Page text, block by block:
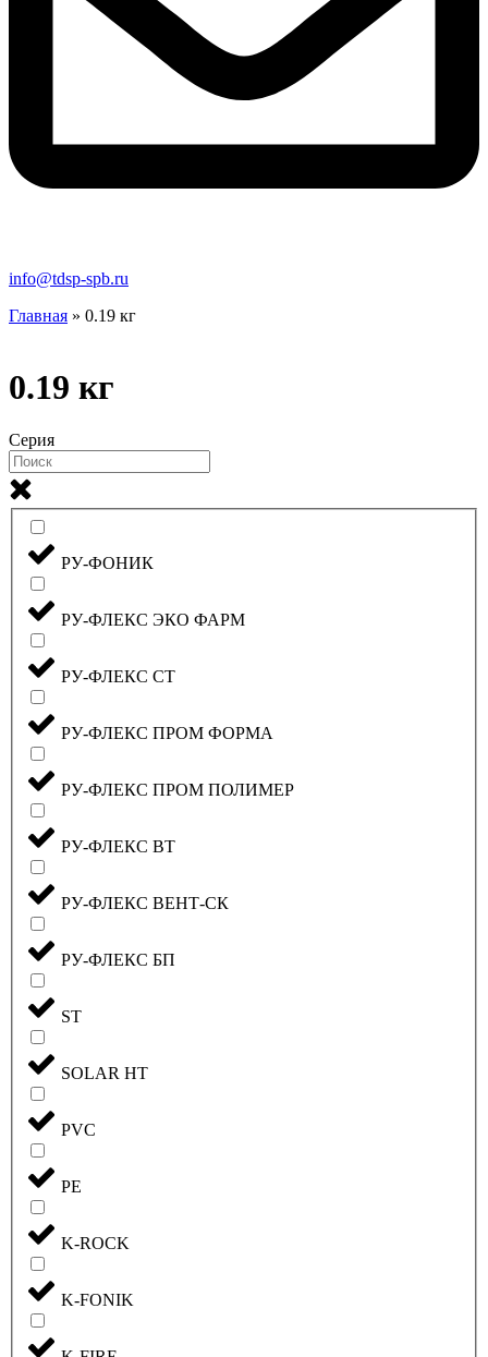
info@tdsp-spb.ru
Главная » 0.19 кг
0.19 кг
Серия
РУ-ФОНИК
РУ-ФЛЕКС ЭКО ФАРМ
РУ-ФЛЕКС СТ
РУ-ФЛЕКС ПРОМ ФОРМА
РУ-ФЛЕКС ПРОМ ПОЛИМЕР
РУ-ФЛЕКС ВТ
РУ-ФЛЕКС ВЕНТ-СК
РУ-ФЛЕКС БП
ST
SOLAR HT
PVC
PE
K-ROCK
K-FONIK